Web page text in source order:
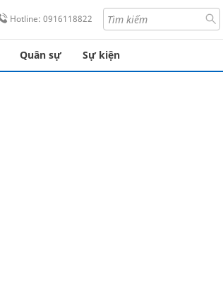
Hotline: 0916118822
Quân sự Sự kiện